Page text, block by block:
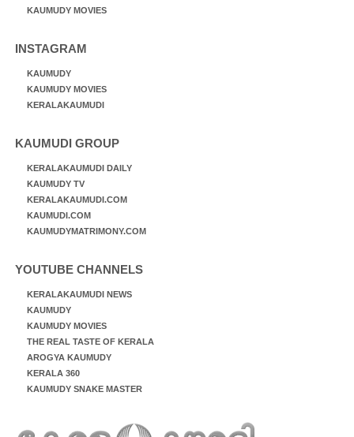
KAUMUDY MOVIES
INSTAGRAM
KAUMUDY
KAUMUDY MOVIES
KERALAKAUMUDI
KAUMUDI GROUP
KERALAKAUMUDI DAILY
KAUMUDY TV
KERALAKAUMUDI.COM
KAUMUDI.COM
KAUMUDYMATRIMONY.COM
YOUTUBE CHANNELS
KERALAKAUMUDI NEWS
KAUMUDY
KAUMUDY MOVIES
THE REAL TASTE OF KERALA
AROGYA KAUMUDY
KERALA 360
KAUMUDY SNAKE MASTER